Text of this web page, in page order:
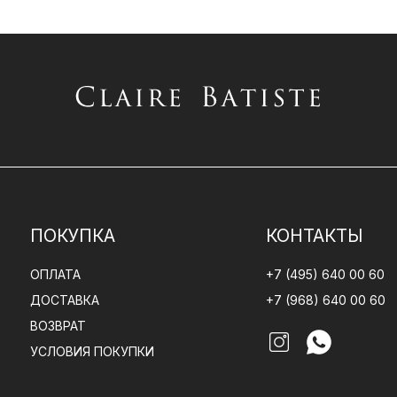
ПОКУПКА
ОПЛАТА
ДОСТАВКА
ВОЗВРАТ
УСЛОВИЯ ПОКУПКИ
КОНТАКТЫ
+7 (495) 640 00 60
+7 (968) 640 00 60